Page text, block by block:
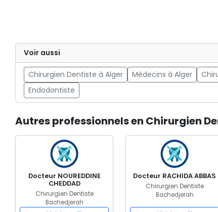
Voir aussi
Chirurgien Dentiste à Alger Médecins à Alger
Endodontiste
Autres professionnels en Chirurgien
Docteur NOUREDDINE
CHEDDAD
Chirurgien Dentiste
Bachedjerah
Docteur RACHIDA ABBAS
Chirurgien Dentiste
Bachedjerah